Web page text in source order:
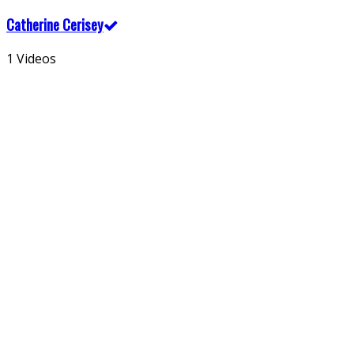
Catherine Cerisey
1 Videos